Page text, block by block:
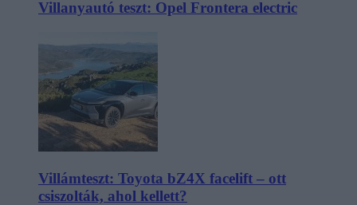
Villanyautó teszt: Opel Frontera electric
Villámteszt: Toyota bZ4X facelift – ott
csiszolták, ahol kellett?